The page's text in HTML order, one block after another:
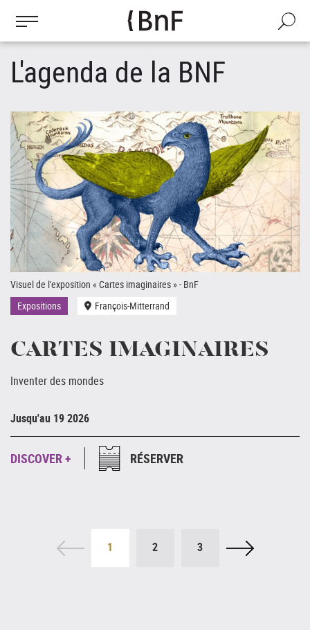
main
Search
L'agenda de la BNF
Visuel de l'exposition « Cartes imaginaires » - BnF
Expositions
François-Mitterrand
CARTES IMAGINAIRES
Inventer des mondes
Jusqu'au 19 2026
DISCOVER + RÉSERVER
1 2 3